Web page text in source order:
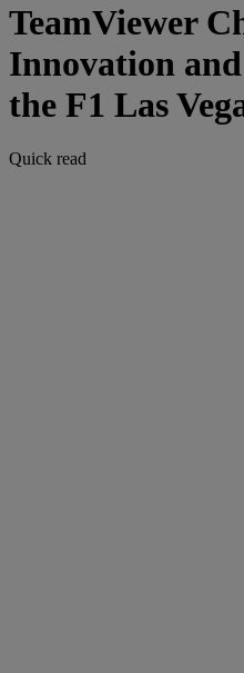
TeamViewer
Innovation
the F1 Las
Quick read